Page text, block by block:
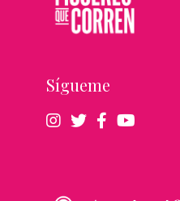
Sígueme